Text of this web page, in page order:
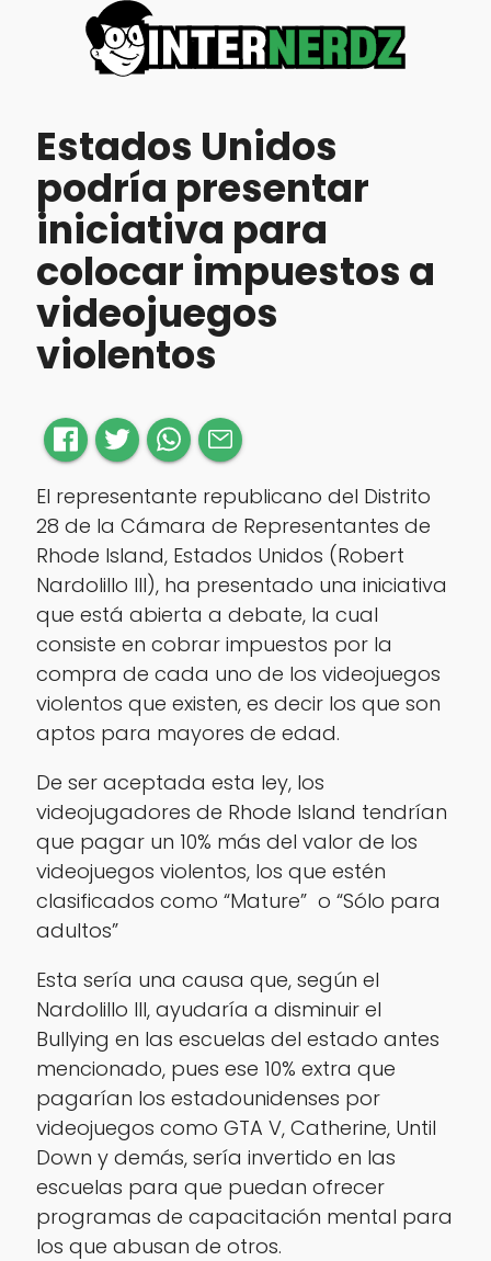
Estados Unidos
podría presentar
iniciativa para
colocar impuestos a
videojuegos
violentos
El representante republicano del Distrito
28 de la Cámara de Representantes de
Rhode Island, Estados Unidos (Robert
Nardolillo III), ha presentado una iniciativa
que está abierta a debate, la cual
consiste en cobrar impuestos por la
compra de cada uno de los videojuegos
violentos que existen, es decir los que son
aptos para mayores de edad.
De ser aceptada esta ley, los
videojugadores de Rhode Island tendrían
que pagar un 10% más del valor de los
videojuegos violentos, los que estén
clasificados como “Mature” o “Sólo para
adultos”
Esta sería una causa que, según el
Nardolillo III, ayudaría a disminuir el
Bullying en las escuelas del estado antes
mencionado, pues ese 10% extra que
pagarían los estadounidenses por
videojuegos como GTA V, Catherine, Until
Down y demás, sería invertido en las
escuelas para que puedan ofrecer
programas de capacitación mental para
los que abusan de otros.